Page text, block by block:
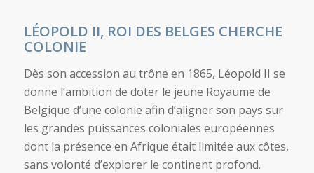
LÉOPOLD II, ROI DES BELGES CHERCHE
COLONIE
Dès son accession au trône en 1865, Léopold II se
donne l’ambition de doter le jeune Royaume de
Belgique d’une colonie afin d’aligner son pays sur
les grandes puissances coloniales européennes
dont la présence en Afrique était limitée aux côtes,
sans volonté d’explorer le continent profond.